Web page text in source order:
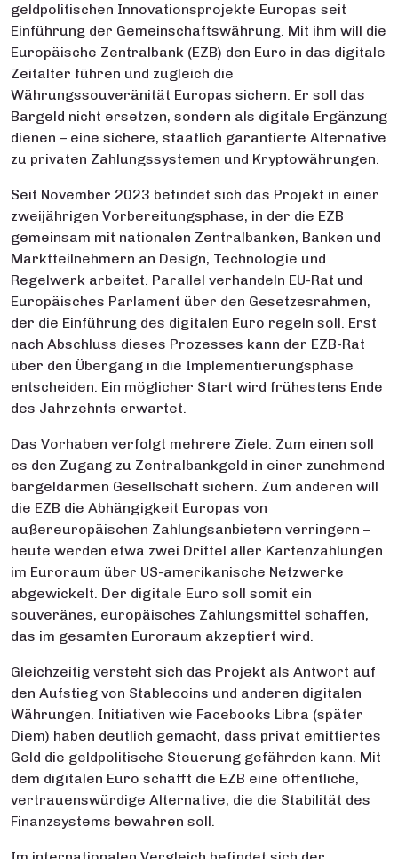
geldpolitischen Innovationsprojekte Europas seit
Einführung der Gemeinschaftswährung. Mit ihm will die
Europäische Zentralbank (EZB) den Euro in das digitale
Zeitalter führen und zugleich die
Währungssouveränität Europas sichern. Er soll das
Bargeld nicht ersetzen, sondern als digitale Ergänzung
dienen – eine sichere, staatlich garantierte Alternative
zu privaten Zahlungssystemen und Kryptowährungen.
Seit November 2023 befindet sich das Projekt in einer
zweijährigen Vorbereitungsphase, in der die EZB
gemeinsam mit nationalen Zentralbanken, Banken und
Marktteilnehmern an Design, Technologie und
Regelwerk arbeitet. Parallel verhandeln EU-Rat und
Europäisches Parlament über den Gesetzesrahmen,
der die Einführung des digitalen Euro regeln soll. Erst
nach Abschluss dieses Prozesses kann der EZB-Rat
über den Übergang in die Implementierungsphase
entscheiden. Ein möglicher Start wird frühestens Ende
des Jahrzehnts erwartet.
Das Vorhaben verfolgt mehrere Ziele. Zum einen soll
es den Zugang zu Zentralbankgeld in einer zunehmend
bargeldarmen Gesellschaft sichern. Zum anderen will
die EZB die Abhängigkeit Europas von
außereuropäischen Zahlungsanbietern verringern –
heute werden etwa zwei Drittel aller Kartenzahlungen
im Euroraum über US-amerikanische Netzwerke
abgewickelt. Der digitale Euro soll somit ein
souveränes, europäisches Zahlungsmittel schaffen,
das im gesamten Euroraum akzeptiert wird.
Gleichzeitig versteht sich das Projekt als Antwort auf
den Aufstieg von Stablecoins und anderen digitalen
Währungen. Initiativen wie Facebooks Libra (später
Diem) haben deutlich gemacht, dass privat emittiertes
Geld die geldpolitische Steuerung gefährden kann. Mit
dem digitalen Euro schafft die EZB eine öffentliche,
vertrauenswürdige Alternative, die die Stabilität des
Finanzsystems bewahren soll.